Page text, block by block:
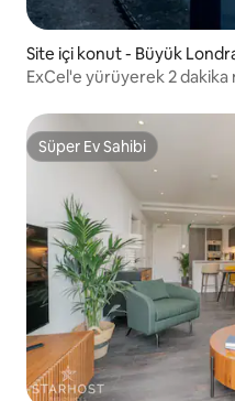
Site içi konut - Büyük
ExCel'e yürüyerek 2 dakika
Süper Ev Sahibi
Süper Ev Sahibi